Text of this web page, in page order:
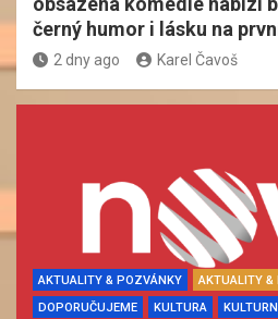
černý humor i lásku na
2 dny ago Karel Čavoš
AKTUALITY & POZVÁNKY
AKTUALITY &
DOPORUČUJEME
KULTURA